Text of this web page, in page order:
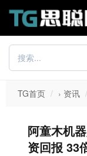
TG首页 › 资讯
阿童木机
资回报 33